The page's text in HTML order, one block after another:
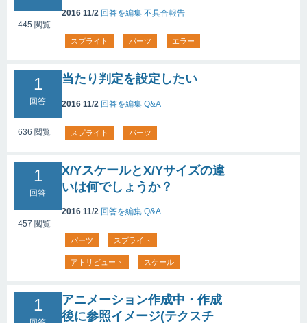
445 閲覧
2016 11/2 回答を編集 不具合報告
スプライト パーツ エラー
1
回答
636 閲覧
当たり判定を設定したい
2016 11/2 回答を編集 Q&A
スプライト パーツ
1
回答
457 閲覧
X/YスケールとX/Yサイズの違
いは何でしょうか？
2016 11/2 回答を編集 Q&A
パーツ スプライト
アトリビュート スケール
1
アニメーション作成中・作成
後に参照イメージ(テクスチ